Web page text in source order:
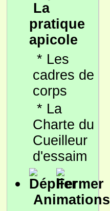
La
pratique
apicole
* Les
cadres de
corps
* La
Charte du
Cueilleur
d'essaim
Animations